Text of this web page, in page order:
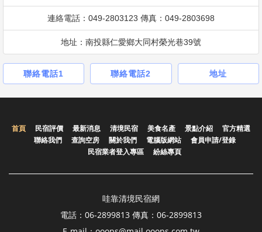
連絡電話：049-2803123 傳真：049-2803698
地址：南投縣仁愛鄉大同村榮光巷39號
聯絡電話1 聯絡電話2 地址
首頁 民宿評價 最新消息 清境民宿 美食名產 景點介紹
官方精選
聯絡我們
查詢空房 關於我們 電腦版網站
會員申請/登錄
民宿業者登入專區
紛絲專頁
哇靠清境民宿網
電話：06-2899813 傳真：06-2899813